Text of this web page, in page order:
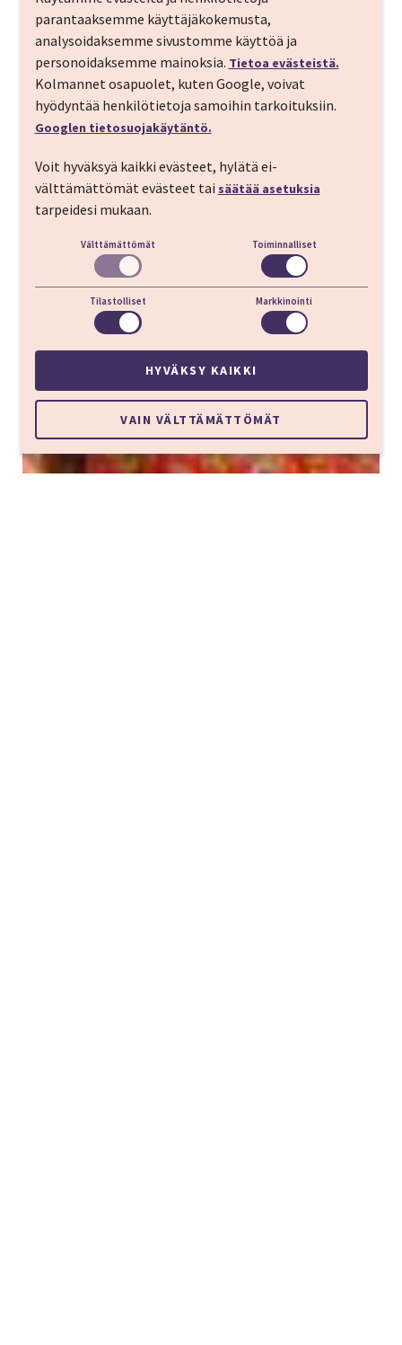
parantaaksemme käyttäjäkokemusta,
analysoidaksemme sivustomme käyttöä ja
personoidaksemme mainoksia. Tietoa evästeistä.
Kolmannet osapuolet, kuten Google, voivat
hyödyntää henkilötietoja samoihin tarkoituksiin.
Googlen tietosuojakäytäntö.
Voit hyväksyä kaikki evästeet, hylätä ei-
välttämättömät evästeet tai säätää asetuksia
tarpeidesi mukaan.
Välttämättömät Toiminnalliset
Tilastolliset Markkinointi
HYVÄKSY KAIKKI
VAIN VÄLTTÄMÄTTÖMÄT